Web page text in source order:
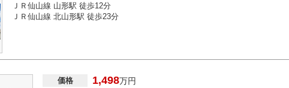
ＪＲ仙山線 山形駅 徒歩12分
ＪＲ仙山線 北山形駅 徒歩23分
価格 1,498万円